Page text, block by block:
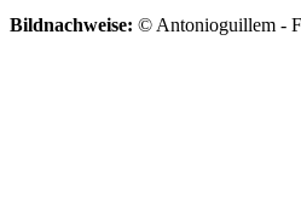
Bildnachweise: © Antonioguillem -